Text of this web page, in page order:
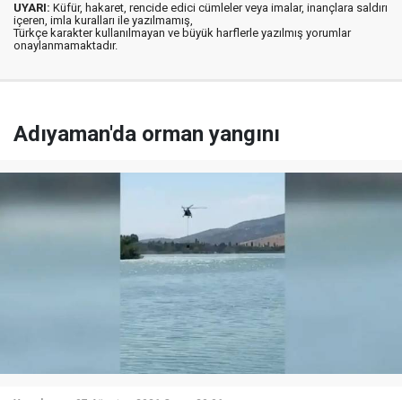
UYARI: Küfür, hakaret, rencide edici cümleler veya imalar, inançlara saldırı
içeren, imla kuralları ile yazılmamış,
Türkçe karakter kullanılmayan ve büyük harflerle yazılmış yorumlar
onaylanmamaktadır.
Adıyaman'da orman yangını